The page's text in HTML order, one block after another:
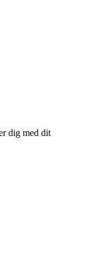
dig med dit